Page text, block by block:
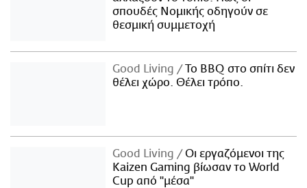
σπουδές Νομικής οδηγούν σε
θεσμική συμμετοχή
Good Living
Το BBQ στο σπίτι δεν
θέλει χώρο. Θέλει τρόπο.
Good Living
Οι εργαζόμενοι της
Kaizen Gaming βίωσαν το World
Cup από "μέσα"